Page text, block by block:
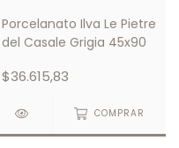
Porcelanato Ilva Le Pietre
del Casale Grigia 45x90
$36.615,83
COMPRAR